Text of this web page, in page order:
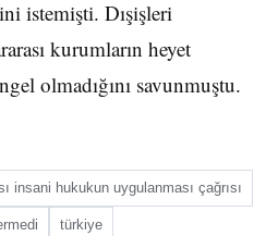
istemişti. Dışişleri
kurumların heyet
olmadığını savunmuştu.
insani hukukun uygulanması çağrısı
türkiye